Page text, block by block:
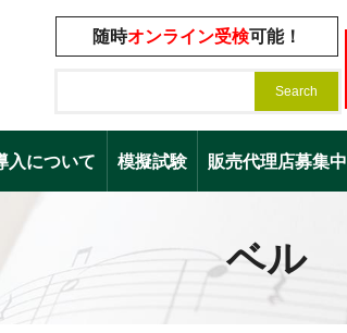
随時オンライン受検可能！
入について 模擬試験 販売代理店募集中
ベル